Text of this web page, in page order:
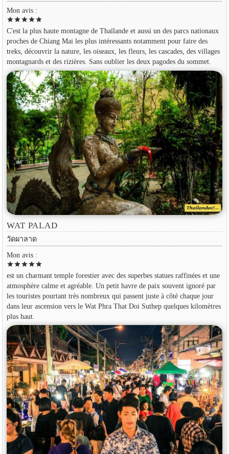
Mon avis :
starstarstarstarstar
C'est la plus haute montagne de Thaïlande et aussi un des parcs nationaux
proches de Chiang Mai les plus intéressants notamment pour faire des
treks, découvrir la nature, les oiseaux, les fleurs, les cascades, des villages
montagnards et des rizières. Sans oublier les deux pagodes du sommet.
WAT PALAD
วัดผาลาด
Mon avis :
starstarstarstarstar
est un charmant temple forestier avec des superbes statues raffinées et une
atmosphère calme et agréable. Un petit havre de paix souvent ignoré par
les touristes pourtant très nombreux qui passent juste à côté chaque jour
dans leur ascension vers le Wat Phra That Doi Suthep quelques kilomètres
plus haut.